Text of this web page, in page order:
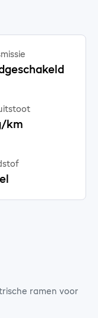
km
ramen voor